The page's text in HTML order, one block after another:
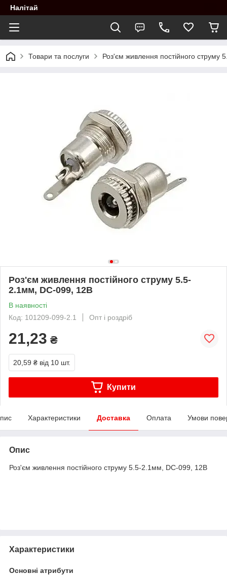
Налітай
Товари та послуги Роз'єм живлення постійного
Роз'єм живлення постійного струму 5.5-
2.1мм, DC-099, 12В
В наявності
Код: 101209-099-2.1
Опт і роздріб
21,23 ₴
20,59 ₴ від 10 шт.
Купити
Характеристики Доставка Оплата Умови
Опис
Роз'єм живлення постійного струму 5.5-2.1мм, DC-099, 12В
Характеристики
Основні атрибути